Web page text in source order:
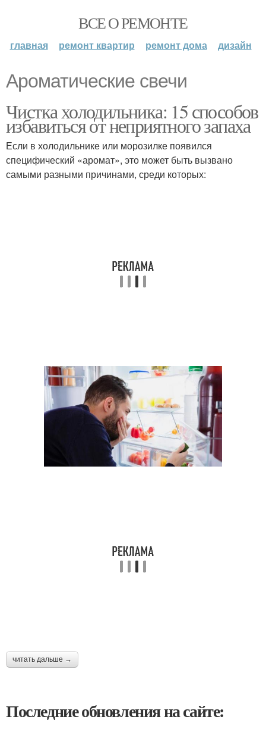
ВСЕ О РЕМОНТЕ
главная ремонт квартир ремонт дома дизайн
Ароматические свечи
Чистка холодильника: 15 способов
избавиться от неприятного запаха
Если в холодильнике или морозилке появился
специфический «аромат», это может быть вызвано
самыми разными причинами, среди которых:
читать дальше →
Последние обновления на сайте: